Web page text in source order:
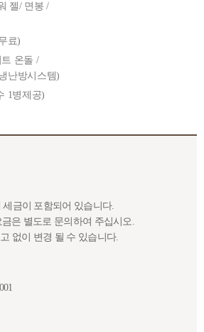
젤/ 면봉 /
료)
온돌 /
난방시스템)
1병제공)
세금이 포함되어 있습니다.
은 별도로 문의하여 주십시오.
없이 변경 될 수 있습니다.